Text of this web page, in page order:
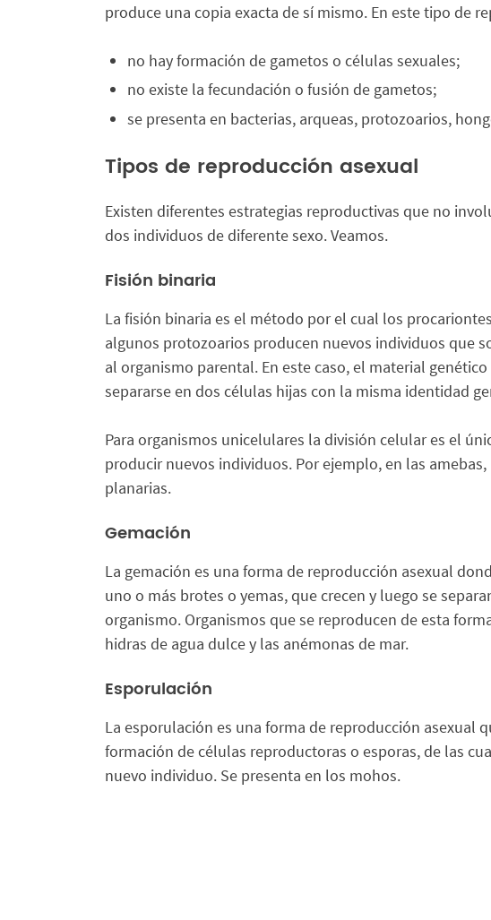
produce una copia exacta de sí mismo. En este tipo de
no hay formación de gametos o células sexuales;
no existe la fecundación o fusión de gametos;
se presenta en bacterias, arqueas, protozoarios,
Tipos de reproducción asexual
Existen diferentes estrategias reproductivas que no
dos individuos de diferente sexo. Veamos.
Fisión binaria
La fisión binaria es el método por el cual los
algunos protozoarios producen nuevos individuos que
al organismo parental. En este caso, el material
separarse en dos células hijas con la misma identidad
Para organismos unicelulares la división celular es el
producir nuevos individuos. Por ejemplo, en las
planarias.
Gemación
La gemación es una forma de reproducción asexual
uno o más brotes o yemas, que crecen y luego se
organismo. Organismos que se reproducen de esta
hidras de agua dulce y las anémonas de mar.
Esporulación
La esporulación es una forma de reproducción asexual
formación de células reproductoras o esporas, de las
nuevo individuo. Se presenta en los mohos.